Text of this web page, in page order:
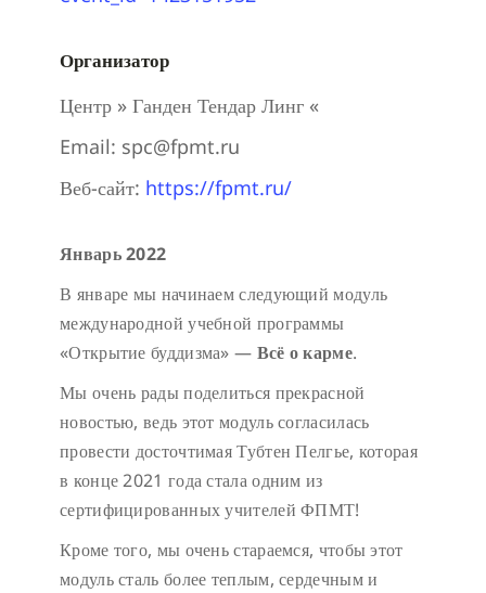
Организатор
Центр » Ганден Тендар Линг «
Email: spc@fpmt.ru
Веб-сайт: https://fpmt.ru/
Январь 2022
В январе мы начинаем следующий модуль
международной учебной программы
«Открытие буддизма» — Всё о карме.
Мы очень рады поделиться прекрасной
новостью, ведь этот модуль согласилась
провести досточтимая Тубтен Пелгье, которая
в конце 2021 года стала одним из
сертифицированных учителей ФПМТ!
Кроме того, мы очень стараемся, чтобы этот
модуль сталь более теплым, сердечным и